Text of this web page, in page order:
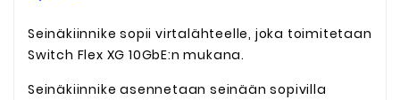
Seinäkiinnike sopii virtalähteelle, joka toimitetaan
Switch Flex XG 10GbE:n mukana.
Seinäkiinnike asennetaan seinään sopivilla